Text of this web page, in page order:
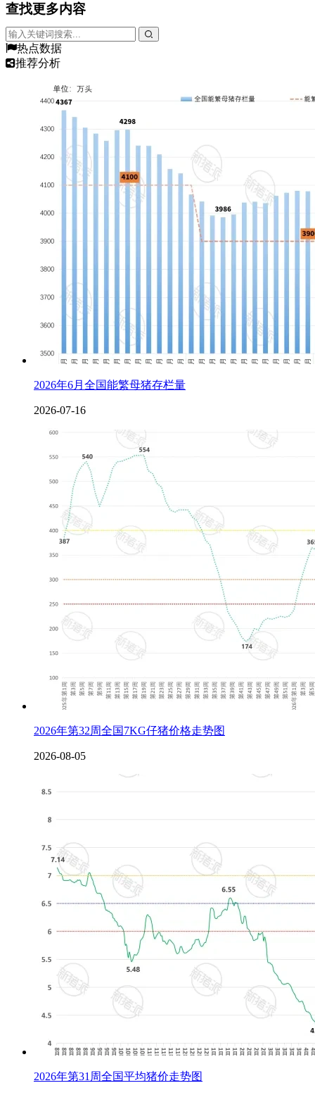
查找更多内容
热点数据
推荐分析
2026年6月全国能繁母猪存栏量
2026-07-16
2026年第32周全国7KG仔猪价格走势图
2026-08-05
2026年第31周全国平均猪价走势图